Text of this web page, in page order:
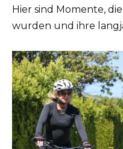
Hier sind Momente,
wurden und ihre